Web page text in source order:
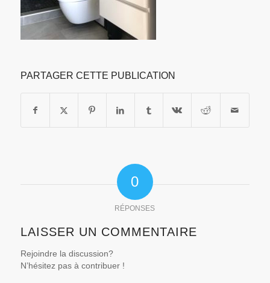
PARTAGER CETTE PUBLICATION
0
RÉPONSES
LAISSER UN COMMENTAIRE
Rejoindre la discussion?
N’hésitez pas à contribuer !